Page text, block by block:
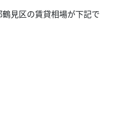
見区の賃貸相場が下記で